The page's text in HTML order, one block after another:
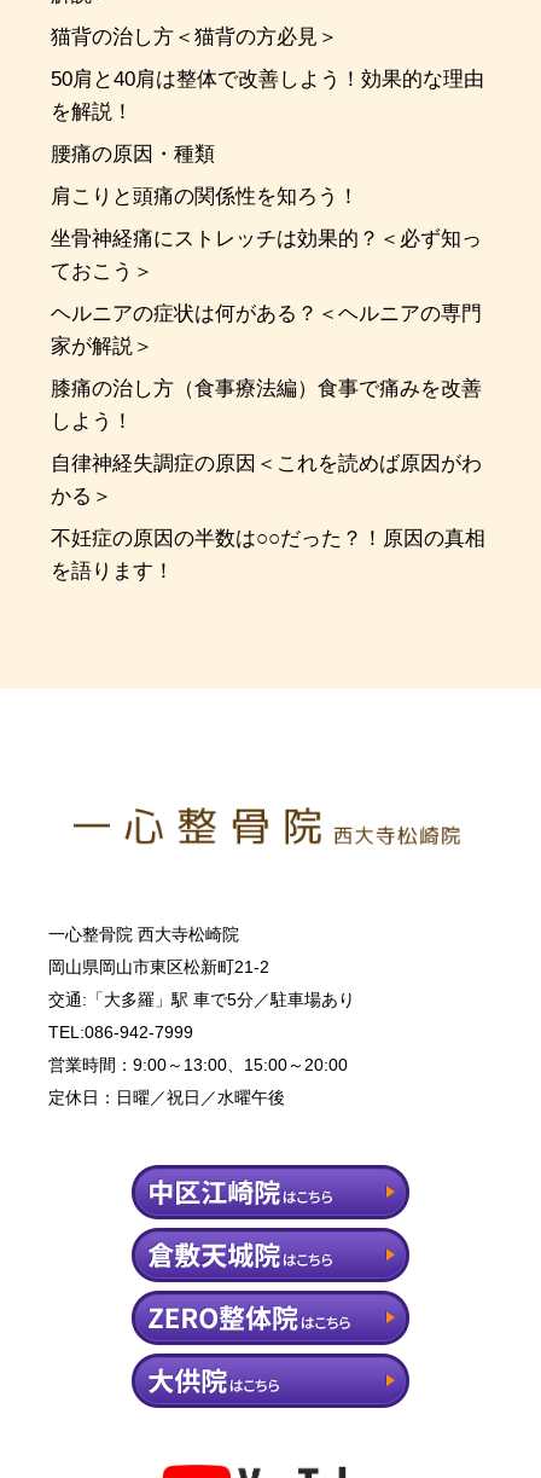
猫背の治し方＜猫背の方必見＞
50肩と40肩は整体で改善しよう！効果的な理由
を解説！
腰痛の原因・種類
肩こりと頭痛の関係性を知ろう！
坐骨神経痛にストレッチは効果的？＜必ず知っ
ておこう＞
ヘルニアの症状は何がある？＜ヘルニアの専門
家が解説＞
膝痛の治し方（食事療法編）食事で痛みを改善
しよう！
自律神経失調症の原因＜これを読めば原因がわ
かる＞
不妊症の原因の半数は○○だった？！原因の真相
を語ります！
一心整骨院 西大寺松崎院
岡山県岡山市東区松新町21-2
交通:「大多羅」駅 車で5分／駐車場あり
TEL:086-942-7999
営業時間：9:00～13:00、15:00～20:00
定休日：日曜／祝日／水曜午後